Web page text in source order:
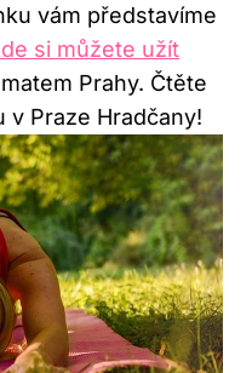
vám představíme
si můžete užít
Prahy. Čtěte
v Praze Hradčany!